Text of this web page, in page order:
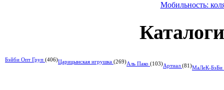
Мобильность:
Бэйби Опт Груп (406)Царицынская игрушка (269)Аль Пако (103)Артиал (81)МаЛеК-БэБи